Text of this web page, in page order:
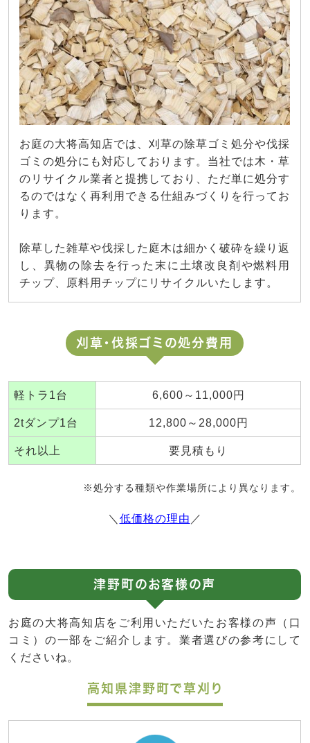
お庭の大将高知店では、刈草の除草ゴミ処分や伐採
ゴミの処分にも対応しております。当社では木・草
のリサイクル業者と提携しており、ただ単に処分す
るのではなく再利用できる仕組みづくりを行ってお
ります。
除草した雑草や伐採した庭木は細かく破砕を繰り返
し、異物の除去を行った末に土壌改良剤や燃料用
チップ、原料用チップにリサイクルいたします。
刈草・伐採ゴミの処分費用
軽トラ1台 6,600～11,000円
2tダンプ1台 12,800～28,000円
それ以上 要見積もり
※処分する種類や作業場所により異なります。
＼ 低価格の理由 ／
津野町のお客様の声
お庭の大将高知店をご利用いただいたお客様の声（口
コミ）の一部をご紹介します。業者選びの参考にして
くださいね。
高知県津野町で草刈り